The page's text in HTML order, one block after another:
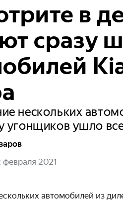
в
сразу
нескольких
угонщиков ушло
февраля 2021
автомобилей из